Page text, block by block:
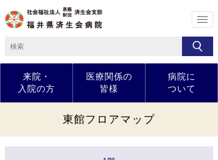
メ
ニ
ュ
来院・
入院の方
医療関係の
皆様
病院に
ついて
東館フロアマップ